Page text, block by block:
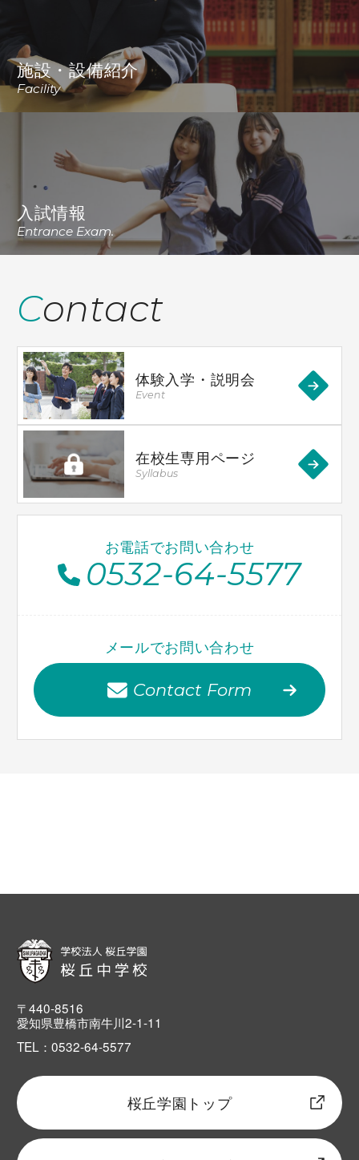
施設・設備紹介
Facility
入試情報
Entrance Exam.
Contact
体験入学・説明会
Event
在校生専用ページ
Syllabus
お電話でお問い合わせ
0532-64-5577
メールでお問い合わせ
Contact Form
〒440-8516
愛知県豊橋市南牛川2-1-11
TEL：0532-64-5577
桜丘学園トップ